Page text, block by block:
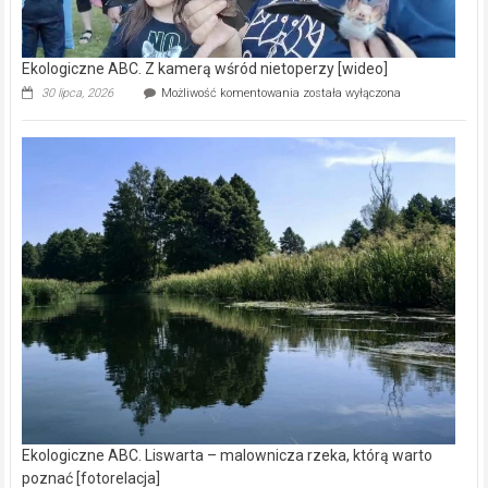
Ekologiczne ABC. Z kamerą wśród nietoperzy [wideo]
30 lipca, 2026 Możliwość komentowania Ekologiczne
kamerą
wśród
została wyłączona
Ekologiczne ABC. Liswarta – malownicza rzeka, którą warto
poznać [fotorelacja]